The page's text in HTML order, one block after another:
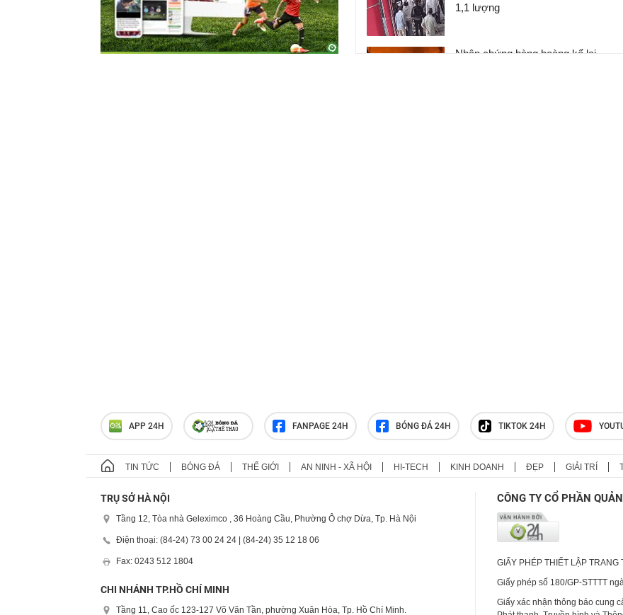
1,1 lượng
Nhân chứng bàng hoàng kể lại
APP 24H FANPAGE 24H BÓNG ĐÁ 24H TIKTOK 24H
TIN TỨC BÓNG ĐÁ THẾ GIỚI AN NINH - XÃ HỘI HI-TECH KINH DOANH ĐẸP GIẢI TRÍ
TRỤ SỞ HÀ NỘI
Tầng 12, Tòa nhà Geleximco , 36 Hoàng Cầu, Phường Ô chợ Dừa, Tp. Hà Nội
Điện thoại: (84-24) 73 00 24 24 | (84-24) 35 12 18 06
Fax: 0243 512 1804
CHI NHÁNH TP.HỒ CHÍ MINH
Tầng 11, Cao ốc 123-127 Võ Văn Tần, phường Xuân Hòa, Tp. Hồ Chí Minh.
CÔNG TY CỔ PHẦN
GIẤY PHÉP THIẾT LẬP
Giấy phép số 180/GP-STTTT
Giấy xác nhận thông báo cung